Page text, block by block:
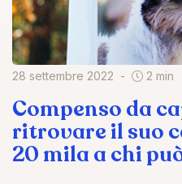
28 settembre 2022 2 min
Compenso da
ritrovare il suo
20 mila a chi